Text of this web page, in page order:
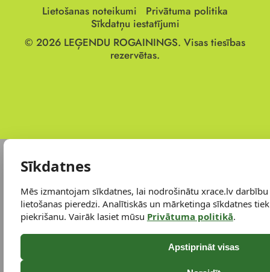
Lietošanas noteikumi
Privātuma politika
Sīkdatņu iestatījumi
© 2026 LEĢENDU ROGAININGS. Visas tiesības
rezervētas.
Sīkdatnes
Mēs izmantojam sīkdatnes, lai nodrošinātu xrace.lv
lietošanas pieredzi. Analītiskās un mārketinga sīkdatnes
piekrišanu. Vairāk lasiet mūsu Privātuma politikā.
Apstiprināt visas